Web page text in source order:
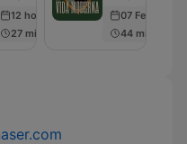
12 hours ago
27 min
07 Feb 2025
44 min